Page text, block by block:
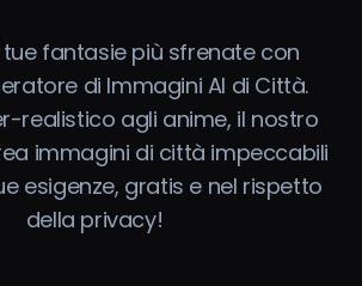
Accedi
fantasie più sfrenate con
di Immagini AI di Città.
realistico agli anime, il nostro
immagini di città impeccabili
esigenze, gratis e nel rispetto
della privacy!